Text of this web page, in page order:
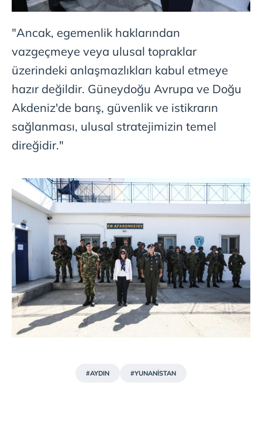
"Ancak, egemenlik haklarından
vazgeçmeye veya ulusal topraklar
üzerindeki anlaşmazlıkları kabul etmeye
hazır değildir. Güneydoğu Avrupa ve Doğu
Akdeniz'de barış, güvenlik ve istikrarın
sağlanması, ulusal stratejimizin temel
direğidir."
#AYDIN #YUNANİSTAN